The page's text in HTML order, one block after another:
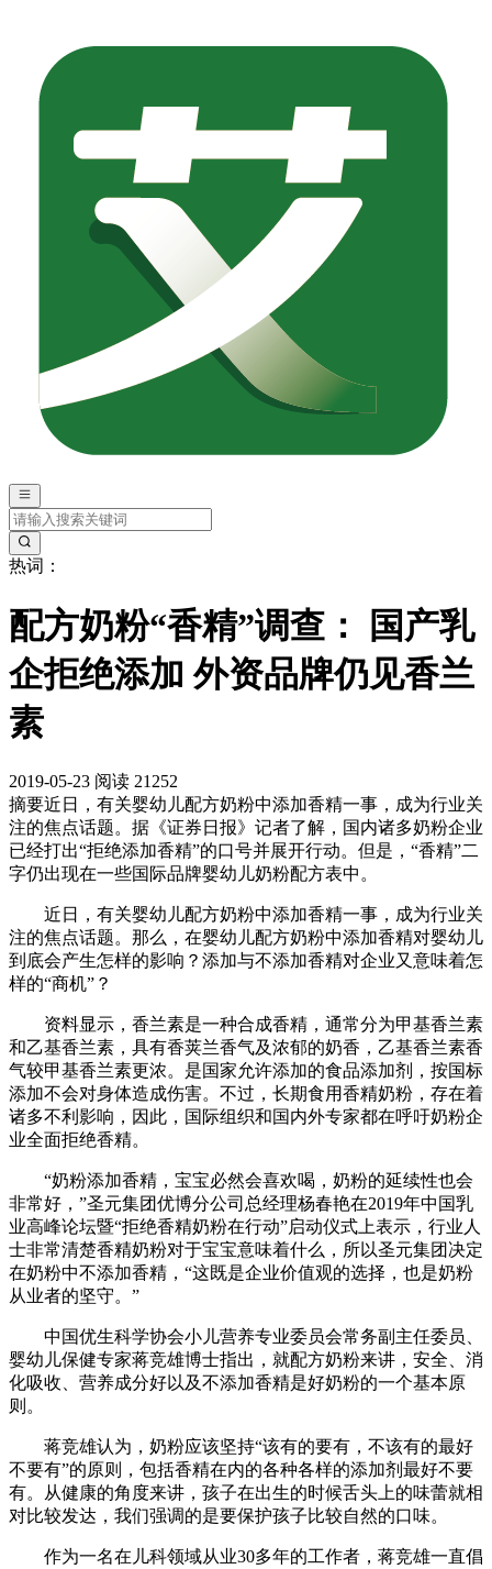
热词：
配方奶粉“香精”调查： 国产乳
企拒绝添加 外资品牌仍见香兰
素
2019-05-23 阅读 21252
摘要近日，有关婴幼儿配方奶粉中添加香精一事，成为行业关
注的焦点话题。据《证券日报》记者了解，国内诸多奶粉企业
已经打出“拒绝添加香精”的口号并展开行动。但是，“香精”二
字仍出现在一些国际品牌婴幼儿奶粉配方表中。
近日，有关婴幼儿配方奶粉中添加香精一事，成为行业关
注的焦点话题。那么，在婴幼儿配方奶粉中添加香精对婴幼儿
到底会产生怎样的影响？添加与不添加香精对企业又意味着怎
样的“商机”？
资料显示，香兰素是一种合成香精，通常分为甲基香兰素
和乙基香兰素，具有香荚兰香气及浓郁的奶香，乙基香兰素香
气较甲基香兰素更浓。是国家允许添加的食品添加剂，按国标
添加不会对身体造成伤害。不过，长期食用香精奶粉，存在着
诸多不利影响，因此，国际组织和国内外专家都在呼吁奶粉企
业全面拒绝香精。
“奶粉添加香精，宝宝必然会喜欢喝，奶粉的延续性也会
非常好，”圣元集团优博分公司总经理杨春艳在2019年中国乳
业高峰论坛暨“拒绝香精奶粉在行动”启动仪式上表示，行业人
士非常清楚香精奶粉对于宝宝意味着什么，所以圣元集团决定
在奶粉中不添加香精，“这既是企业价值观的选择，也是奶粉
从业者的坚守。”
中国优生科学协会小儿营养专业委员会常务副主任委员、
婴幼儿保健专家蒋竞雄博士指出，就配方奶粉来讲，安全、消
化吸收、营养成分好以及不添加香精是好奶粉的一个基本原
则。
蒋竞雄认为，奶粉应该坚持“该有的要有，不该有的最好
不要有”的原则，包括香精在内的各种各样的添加剂最好不要
有。从健康的角度来讲，孩子在出生的时候舌头上的味蕾就相
对比较发达，我们强调的是要保护孩子比较自然的口味。
作为一名在儿科领域从业30多年的工作者，蒋竞雄一直倡